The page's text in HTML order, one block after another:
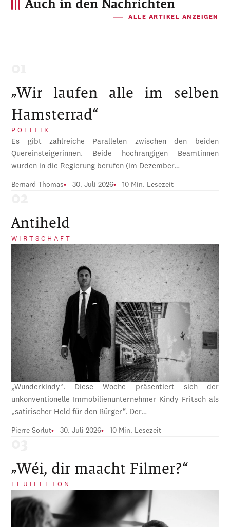
Auch in den Nachrichten
ALLE ARTIKEL ANZEIGEN
„Wir laufen alle im selben
Hamsterrad“
POLITIK
Es gibt zahlreiche Parallelen zwischen den beiden
Quereinsteigerinnen. Beide hochrangigen Beamtinnen
wurden in die Regierung berufen (im Dezember…
Bernard Thomas 30. Juli 2026 10 Min. Lesezeit
Antiheld
WIRTSCHAFT
„Wunderkindy“. Diese Woche präsentiert sich der
unkonventionelle Immobilienunternehmer Kindy Fritsch als
„satirischer Held für den Bürger“. Der…
Pierre Sorlut 30. Juli 2026 10 Min. Lesezeit
„Wéi, dir maacht Filmer?“
FEUILLETON